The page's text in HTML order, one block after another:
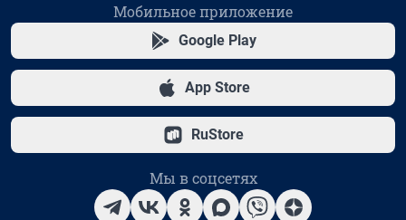
Мобильное приложение
Google Play
App Store
RuStore
Мы в соцсетях